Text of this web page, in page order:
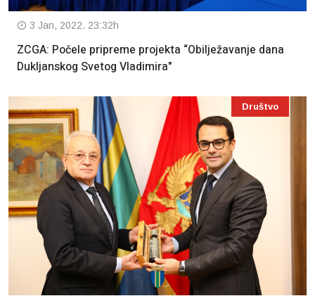
3 Jan, 2022. 23:32h
ZCGA: Počele pripreme projekta “Obilježavanje dana
Dukljanskog Svetog Vladimira"
Društvo